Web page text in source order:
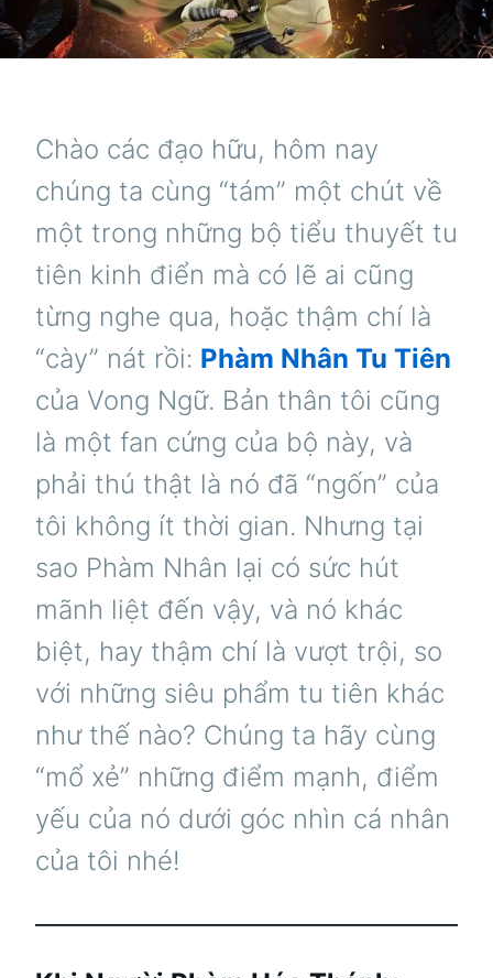
Chào các đạo hữu, hôm nay
chúng ta cùng “tám” một chút về
một trong những bộ tiểu thuyết tu
tiên kinh điển mà có lẽ ai cũng
từng nghe qua, hoặc thậm chí là
“cày” nát rồi: Phàm Nhân Tu Tiên
của Vong Ngữ. Bản thân tôi cũng
là một fan cứng của bộ này, và
phải thú thật là nó đã “ngốn” của
tôi không ít thời gian. Nhưng tại
sao Phàm Nhân lại có sức hút
mãnh liệt đến vậy, và nó khác
biệt, hay thậm chí là vượt trội, so
với những siêu phẩm tu tiên khác
như thế nào? Chúng ta hãy cùng
“mổ xẻ” những điểm mạnh, điểm
yếu của nó dưới góc nhìn cá nhân
của tôi nhé!